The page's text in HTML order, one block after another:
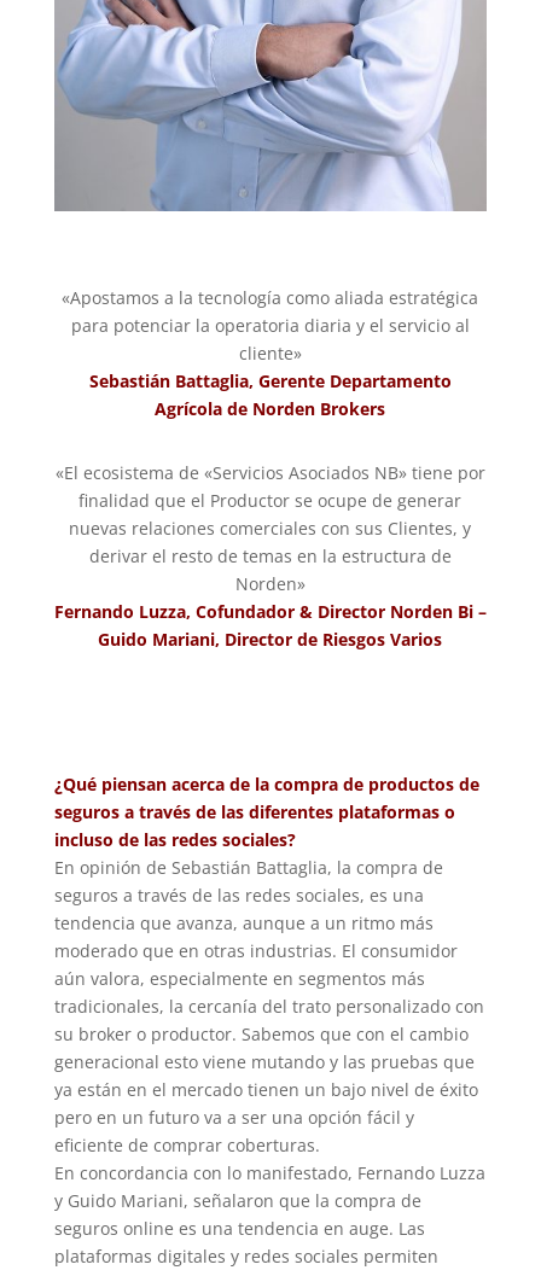
«Apostamos a la tecnología como aliada estratégica
para potenciar la operatoria diaria y el servicio al
cliente»
Sebastián Battaglia, Gerente Departamento
Agrícola de Norden Brokers
«El ecosistema de «Servicios Asociados NB» tiene por
finalidad que el Productor se ocupe de generar
nuevas relaciones comerciales con sus Clientes, y
derivar el resto de temas en la estructura de
Norden»
Fernando Luzza, Cofundador & Director Norden Bi –
Guido Mariani, Director de Riesgos Varios
¿Qué piensan acerca de la compra de productos de
seguros a través de las diferentes plataformas o
incluso de las redes sociales?
En opinión de Sebastián Battaglia, la compra de
seguros a través de las redes sociales, es una
tendencia que avanza, aunque a un ritmo más
moderado que en otras industrias. El consumidor
aún valora, especialmente en segmentos más
tradicionales, la cercanía del trato personalizado con
su broker o productor. Sabemos que con el cambio
generacional esto viene mutando y las pruebas que
ya están en el mercado tienen un bajo nivel de éxito
pero en un futuro va a ser una opción fácil y
eficiente de comprar coberturas.
En concordancia con lo manifestado, Fernando Luzza
y Guido Mariani, señalaron que la compra de
seguros online es una tendencia en auge. Las
plataformas digitales y redes sociales permiten